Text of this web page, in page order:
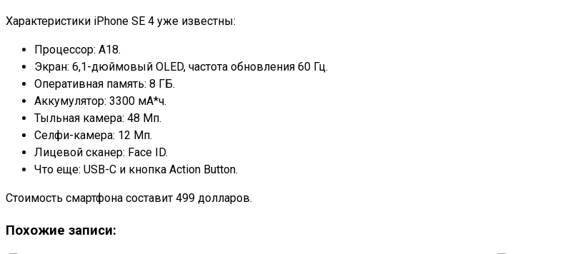
Характеристики iPhone SE 4 уже известны:
Процессор: A18.
Экран: 6,1-дюймовый OLED, частота обновления 60 Гц.
Оперативная память: 8 ГБ.
Аккумулятор: 3300 мА*ч.
Тыльная камера: 48 Мп.
Селфи-камера: 12 Мп.
Лицевой сканер: Face ID.
Что еще: USB-C и кнопка Action Button.
Стоимость смартфона составит 499 долларов.
Похожие записи: